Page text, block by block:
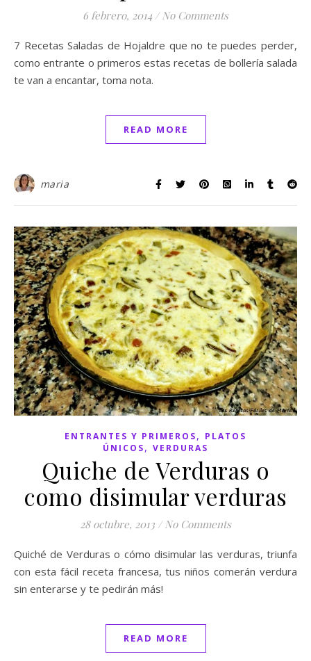
6 febrero, 2014 / No Comments
7 Recetas Saladas de Hojaldre que no te puedes perder,
como entrante o primeros estas recetas de bollería salada
te van a encantar, toma nota.
READ MORE
maria
ENTRANTES Y PRIMEROS, PLATOS
ÚNICOS, VERDURAS
Quiche de Verduras o
como disimular verduras
28 octubre, 2013 / No Comments
Quiché de Verduras o cómo disimular las verduras, triunfa
con esta fácil receta francesa, tus niños comerán verdura
sin enterarse y te pedirán más!
READ MORE